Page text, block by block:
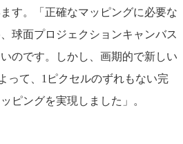
す。「正確なマッピングに必要な
球面プロジェクションキャンバス
のです。しかし、画期的で新しい
って、1ピクセルのずれもない完
ピングを実現しました」。